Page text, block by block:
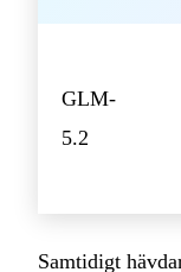
GLM-
5.2
Samtidigt